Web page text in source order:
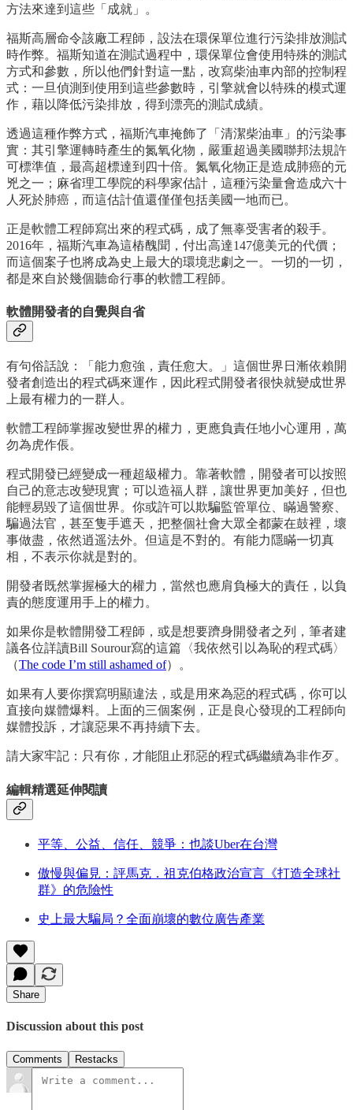
方法來達到這些「成就」。
福斯高層命令該廠工程師，設法在環保單位進行污染排放測試
時作弊。福斯知道在測試過程中，環保單位會使用特殊的測試
方式和參數，所以他們針對這一點，改寫柴油車內部的控制程
式：一旦偵測到使用到這些參數時，引擎就會以特殊的模式運
作，藉以降低污染排放，得到漂亮的測試成績。
透過這種作弊方式，福斯汽車掩飾了「清潔柴油車」的污染事
實：其引擎運轉時產生的氮氧化物，嚴重超過美國聯邦法規許
可標準值，最高超標達到四十倍。氮氧化物正是造成肺癌的元
兇之一；麻省理工學院的科學家估計，這種污染量會造成六十
人死於肺癌，而這估計值還僅僅包括美國一地而已。
正是軟體工程師寫出來的程式碼，成了無辜受害者的殺手。
2016年，福斯汽車為這樁醜聞，付出高達147億美元的代價；
而這個案子也將成為史上最大的環境悲劇之一。一切的一切，
都是來自於幾個聽命行事的軟體工程師。
軟體開發者的自覺與自省
有句俗話說：「能力愈強，責任愈大。」這個世界日漸依賴開
發者創造出的程式碼來運作，因此程式開發者很快就變成世界
上最有權力的一群人。
軟體工程師掌握改變世界的權力，更應負責任地小心運用，萬
勿為虎作倀。
程式開發已經變成一種超級權力。靠著軟體，開發者可以按照
自己的意志改變現實；可以造福人群，讓世界更加美好，但也
能輕易毀了這個世界。你或許可以欺騙監管單位、瞞過警察、
騙過法官，甚至隻手遮天，把整個社會大眾全都蒙在鼓裡，壞
事做盡，依然逍遥法外。但這是不對的。有能力隱瞞一切真
相，不表示你就是對的。
開發者既然掌握極大的權力，當然也應肩負極大的責任，以負
責的態度運用手上的權力。
如果你是軟體開發工程師，或是想要躋身開發者之列，筆者建
議各位詳讀Bill Sourour寫的這篇〈我依然引以為恥的程式碼〉
（The code I’m still ashamed of）。
如果有人要你撰寫明顯違法，或是用來為惡的程式碼，你可以
直接向媒體爆料。上面的三個案例，正是良心發現的工程師向
媒體投訴，才讓惡果不再持續下去。
請大家牢記：只有你，才能阻止邪惡的程式碼繼續為非作歹。
編輯精選延伸閱讀
平等、公益、信任、競爭：也談Uber在台灣
傲慢與偏見：評馬克．祖克伯格政治宣言《打造全球社
群》的危險性
史上最大騙局？全面崩壞的數位廣告產業
Share
Discussion about this post
Comments Restacks